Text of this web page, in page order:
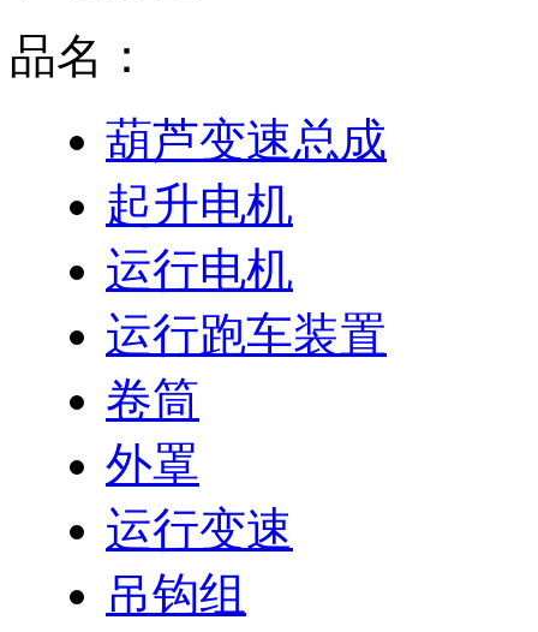
品名：
葫芦变速总成
起升电机
运行电机
运行跑车装置
卷筒
外罩
运行变速
吊钩组